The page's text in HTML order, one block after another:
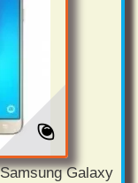
Galaxy